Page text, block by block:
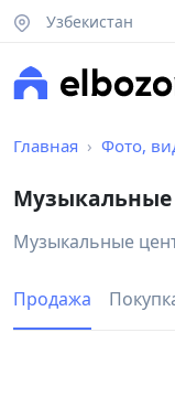
Узбекистан
Главная Фото,
Музыкальные
Музыкальные
Продажа